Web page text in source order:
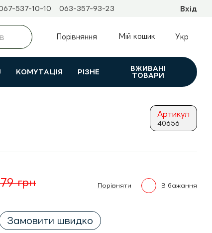
537-10-10 063-357-93-23 Вхід
Порівняння Мій кошик Укр
КОМУТАЦІЯ РІЗНЕ
ВЖИВАНI
ТОВАРИ
Артикул
40656
грн Порівняти В бажання
Замовити швидко